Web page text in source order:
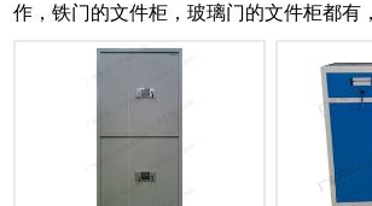
作，铁门的文件柜，玻璃门的文件柜都有